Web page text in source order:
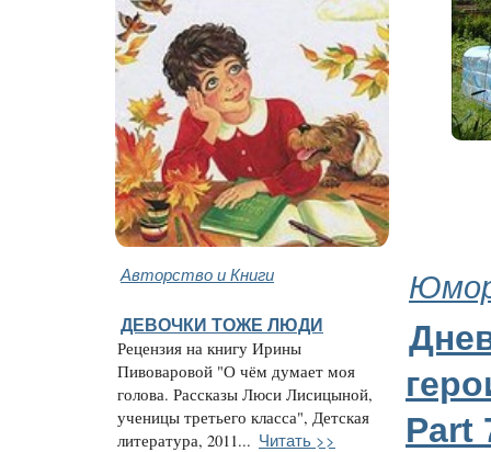
Авторство и Книги
ДЕВОЧКИ ТОЖЕ ЛЮДИ
Рецензия на книгу Ирины
Пивоваровой "О чём думает моя
голова. Рассказы Люси Лисицыной,
ученицы третьего класса", Детская
литература, 2011... Читать >>
Part